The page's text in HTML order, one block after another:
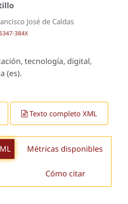
José de Caldas
384X
tecnología, digital,
(es).
Texto completo XML
Métricas disponibles
Cómo citar